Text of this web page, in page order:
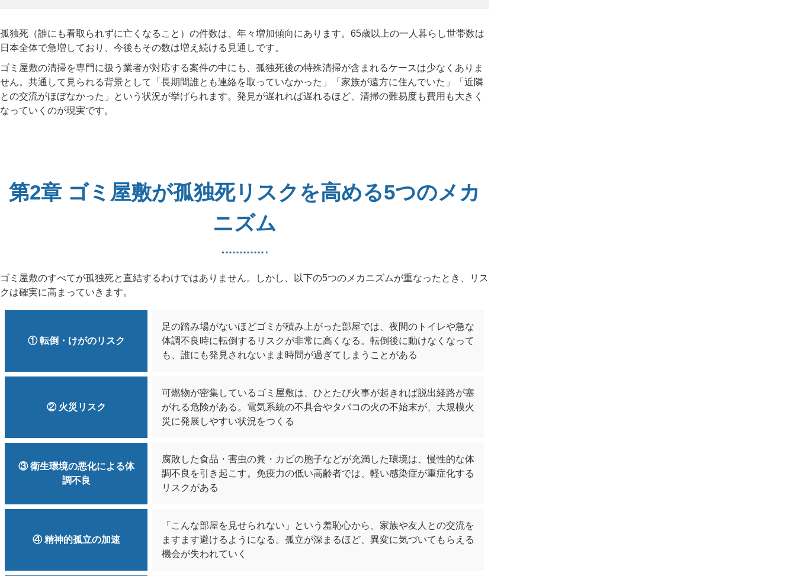
孤独死（誰にも看取られずに亡くなること）の件数は、年々増加傾向にあります。65歳以上の一人暮らし世帯数は
日本全体で急増しており、今後もその数は増え続ける見通しです。
ゴミ屋敷の清掃を専門に扱う業者が対応する案件の中にも、孤独死後の特殊清掃が含まれるケースは少なくありま
せん。共通して見られる背景として「長期間誰とも連絡を取っていなかった」「家族が遠方に住んでいた」「近隣
との交流がほぼなかった」という状況が挙げられます。発見が遅れれば遅れるほど、清掃の難易度も費用も大きく
なっていくのが現実です。
第2章 ゴミ屋敷が孤独死リスクを高める5つのメカ
ニズム
ゴミ屋敷のすべてが孤独死と直結するわけではありません。しかし、以下の5つのメカニズムが重なったとき、リス
クは確実に高まっていきます。
① 転倒・けがのリスク
足の踏み場がないほどゴミが積み上がった部屋では、夜間のトイレや急な
体調不良時に転倒するリスクが非常に高くなる。転倒後に動けなくなって
も、誰にも発見されないまま時間が過ぎてしまうことがある
② 火災リスク
可燃物が密集しているゴミ屋敷は、ひとたび火事が起きれば脱出経路が塞
がれる危険がある。電気系統の不具合やタバコの火の不始末が、大規模火
災に発展しやすい状況をつくる
③ 衛生環境の悪化による体
調不良
腐敗した食品・害虫の糞・カビの胞子などが充満した環境は、慢性的な体
調不良を引き起こす。免疫力の低い高齢者では、軽い感染症が重症化する
リスクがある
④ 精神的孤立の加速
「こんな部屋を見せられない」という羞恥心から、家族や友人との交流を
ますます避けるようになる。孤立が深まるほど、異変に気づいてもらえる
機会が失われていく